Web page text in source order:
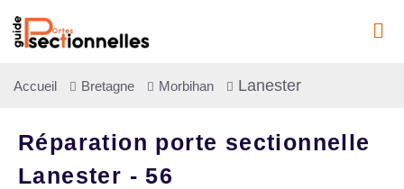
Accueil Bretagne Morbihan Lanester
Réparation porte sectionnelle
Lanester - 56